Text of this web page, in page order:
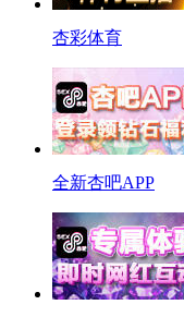
杏彩体育
全新杏吧APP